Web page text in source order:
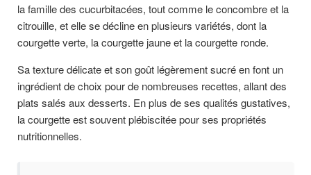
la famille des cucurbitacées, tout comme le concombre et la
citrouille, et elle se décline en plusieurs variétés, dont la
courgette verte, la courgette jaune et la courgette ronde.
Sa texture délicate et son goût légèrement sucré en font un
ingrédient de choix pour de nombreuses recettes, allant des
plats salés aux desserts. En plus de ses qualités gustatives,
la courgette est souvent plébiscitée pour ses propriétés
nutritionnelles.